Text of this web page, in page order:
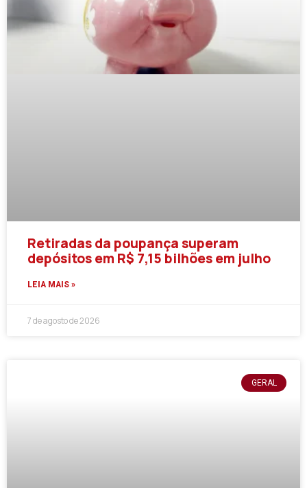
Retiradas da poupança superam
depósitos em R$ 7,15 bilhões em julho
LEIA MAIS »
7 de agosto de 2026
GERAL